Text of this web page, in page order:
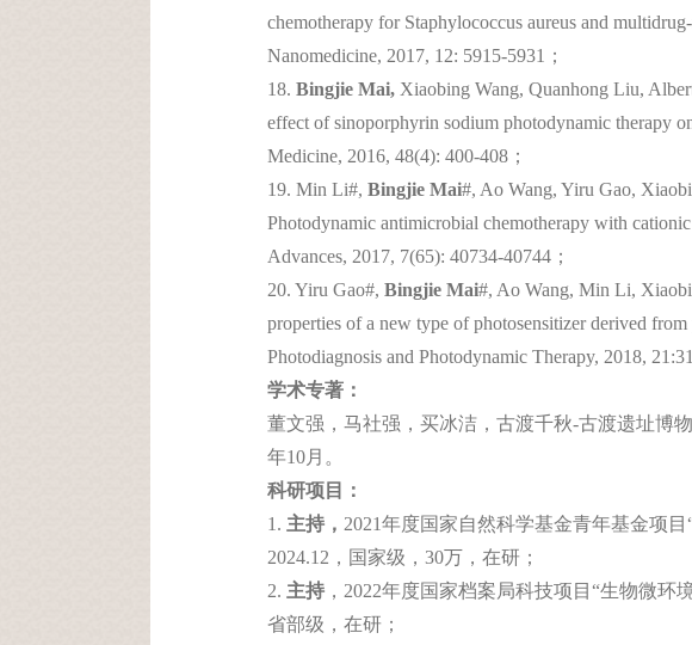
chemotherapy for Staphylococcus aureus and
Nanomedicine, 2017, 12: 5915-5931；
18. Bingjie Mai, Xiaobing Wang, Quanhong Liu,
effect of sinoporphyrin sodium photodynamic therapy
Medicine, 2016, 48(4): 400-408；
19. Min Li#, Bingjie Mai#, Ao Wang, Yiru Gao,
Photodynamic antimicrobial chemotherapy with
Advances, 2017, 7(65): 40734-40744；
20. Yiru Gao#, Bingjie Mai#, Ao Wang, Min Li,
properties of a new type of photosensitizer derived
Photodiagnosis and Photodynamic Therapy, 2018,
学术专著：
董文强，马社强，买冰洁，古渡千秋-古渡遗址博
年10月。
科研项目：
1. 主持， 2021年度国家自然科学基金青年基金项
2024.12，国家级，30万，在研；
2. 主持，2022年度国家档案局科技项目“生物微环
省部级，在研；